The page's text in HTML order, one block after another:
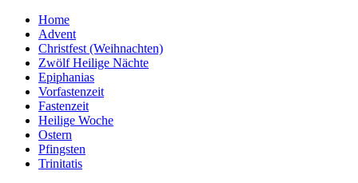
Home
Advent
Christfest (Weihnachten)
Zwölf Heilige Nächte
Epiphanias
Vorfastenzeit
Fastenzeit
Heilige Woche
Ostern
Pfingsten
Trinitatis